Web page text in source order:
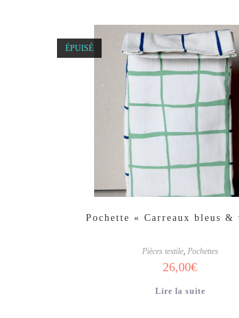
ÉPUISÉ
Pochette « Carreaux bleus &
Pièces textile, Pochettes
26,00€
Lire la suite